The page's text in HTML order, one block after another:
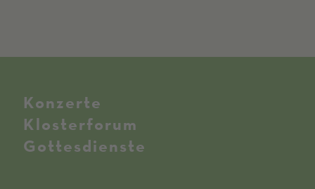
Konzerte
Klosterforum
Gottesdienste